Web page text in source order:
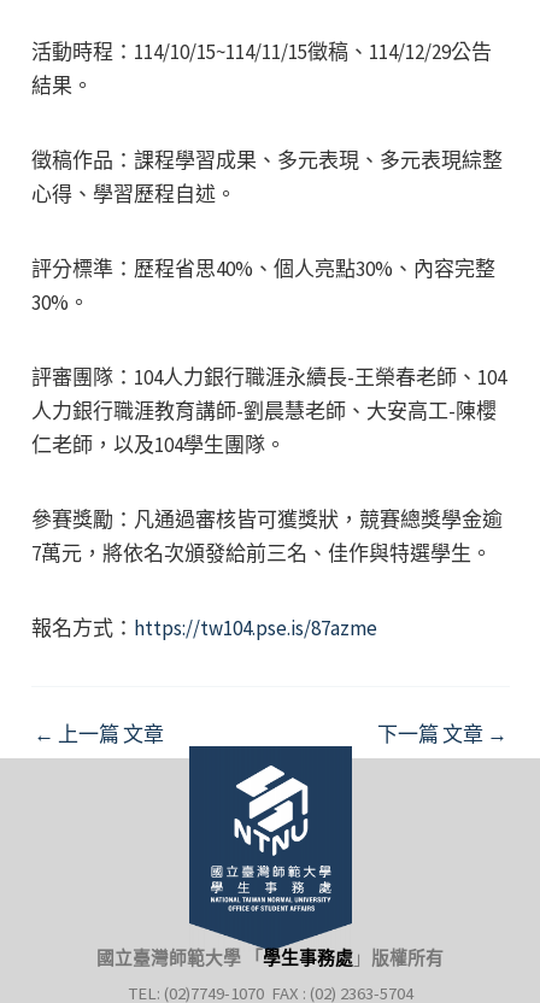
活動時程：114/10/15~114/11/15徵稿、114/12/29公告
結果。
徵稿作品：課程學習成果、多元表現、多元表現綜整
心得、學習歷程自述。
評分標準：歷程省思40%、個人亮點30%、內容完整
30%。
評審團隊：104人力銀行職涯永續長-王榮春老師、104
人力銀行職涯教育講師-劉晨慧老師、大安高工-陳櫻
仁老師，以及104學生團隊。
參賽獎勵：凡通過審核皆可獲獎狀，競賽總獎學金逾
7萬元，將依名次頒發給前三名、佳作與特選學生。
報名方式： https://tw104.pse.is/87azme
Post
navigation
← 上一篇 文章 下一篇 文章 →
國立臺灣師範大學 「 學生事務處 」 版權所有
TEL: (02)7749-1070 FAX : (02) 2363-5704